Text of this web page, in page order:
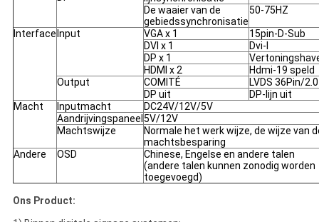
De waaier van de
gebiedssynchronisatie
50-75HZ
Interface Input VGA x 1
15pin-D-Sub
DVI x 1
Dvi-I
DP x 1
HDMI x 2
Hdmi-19 speld
Output
COMITÉ
LVDS 36Pin/2.0
DP uit
DP-lijn uit
Macht
Inputmacht
DC24V/12V/5V
Aandrijvingspaneel 5V/12V
Machtswijze
Normale het werk wijze, de wijze van
machtsbesparing
Andere
OSD
Chinese, Engelse en andere talen
(andere talen kunnen zonodig worden
toegevoegd)
Ons Product: